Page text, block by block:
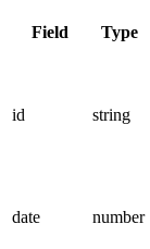
Field Type
id string
date number